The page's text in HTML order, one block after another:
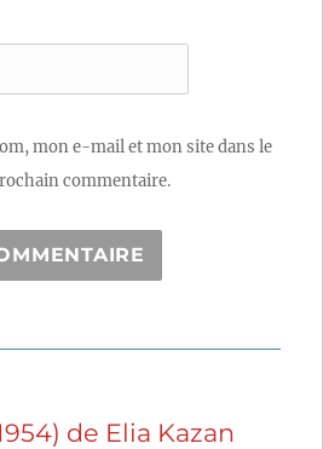
mon e-mail et mon site dans le
commentaire.
de Elia Kazan